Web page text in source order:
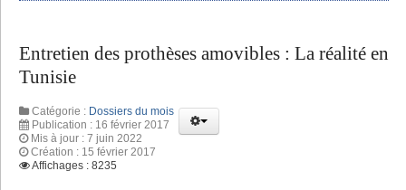
Entretien des prothèses amovibles : La réalité en
Tunisie
Catégorie : Dossiers du mois
Publication : 16 février 2017
Mis à jour : 7 juin 2022
Création : 15 février 2017
Affichages : 8235